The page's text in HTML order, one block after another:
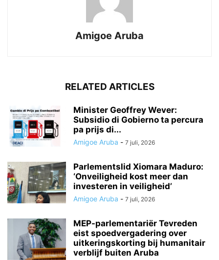
Amigoe Aruba
RELATED ARTICLES
Minister Geoffrey Wever:
Subsidio di Gobierno ta percura
pa prijs di...
Amigoe Aruba - 7 juli, 2026
Parlementslid Xiomara Maduro:
‘Onveiligheid kost meer dan
investeren in veiligheid’
Amigoe Aruba - 7 juli, 2026
MEP-parlementariër Tevreden
eist spoedvergadering over
uitkeringskorting bij humanitair
verblijf buiten Aruba